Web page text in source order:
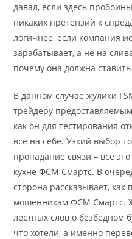
давал, если здесь
никаких претензий к
логичнее, если компания
зарабатывает, а не на
почему она должна
В данном случае жулики
трейдеру
как он для тестирования
все на себе. Узкий выбор
пропадание связи – все
кухне ФСМ Смартс. В
сторона рассказывает, как
мошенникам ФСМ Смартс.
лестных слов о безбедном
что хотели, а именно